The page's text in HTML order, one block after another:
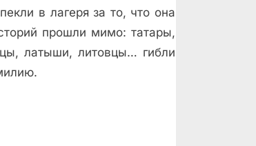
в лагеря за то, что она
прошли мимо: татары,
латыши, литовцы… гибли